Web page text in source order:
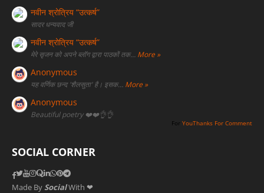
नवीन श्रोत्रिय “उत्कर्ष”
सादर धन्यवाद जी
नवीन श्रोत्रिय “उत्कर्ष”
मेरे सृजन को अपने ब्लॉग द्वारा पाठकों तक… More »
Anonymous
यह वर्णिक छन्द 'शैलसुता' है। इसक… More »
Anonymous
Beautiful poetry ❤️❤️👌👌
For YouThanks For Comment
SOCIAL CORNER
Made By SocialWith ❤